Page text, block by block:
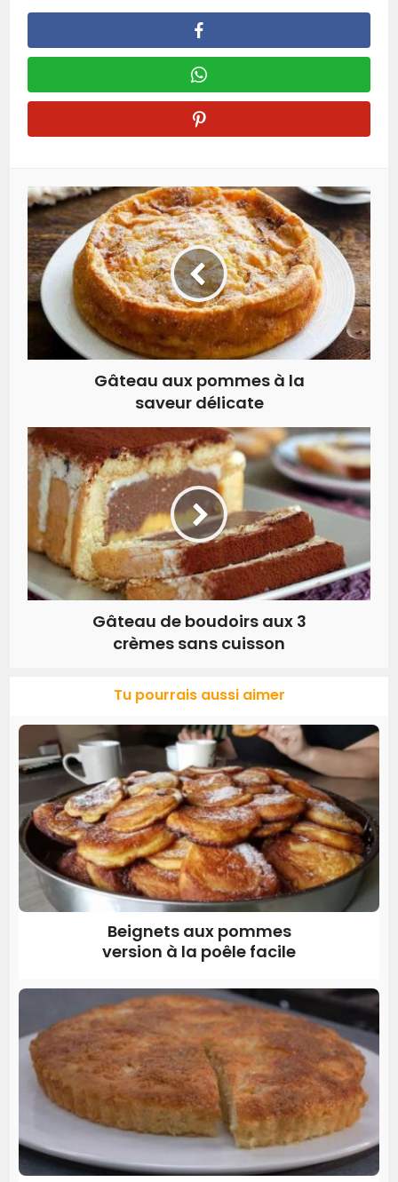
Gâteau aux pommes à la
saveur délicate
Gâteau de boudoirs aux 3
crèmes sans cuisson
Tu pourrais aussi aimer
Beignets aux pommes
version à la poêle facile